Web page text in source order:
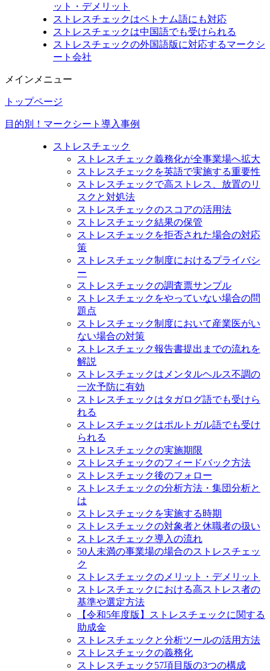
ット・デメリット
ストレスチェックはベトナム語にも対応
ストレスチェックは中国語でも受けられる
ストレスチェックの外国語版に対応するマークシ
ート会社
メインメニュー
トップページ
目的別！マークシート導入事例
ストレスチェック
ストレスチェック義務化が全事業場へ拡大
ストレスチェックを英語で実施する重要性
ストレスチェックで高ストレス、放置のリ
スクと対処法
ストレスチェックのスコアの活用法
ストレスチェック結果の保管
ストレスチェックを拒否された場合の対応
策
ストレスチェック制度におけるプライバシ
ー
ストレスチェックの調査票サンプル
ストレスチェックをやっていない場合の問
題点
ストレスチェック制度において産業医がい
ない場合の対策
ストレスチェック報告書提出までの流れを
解説
ストレスチェックはメンタルヘルス不調の
一次予防に有効
ストレスチェックはタガログ語でも受けら
れる
ストレスチェックはポルトガル語でも受け
られる
ストレスチェックの実施期限
ストレスチェックのフィードバック方法
ストレスチェック後のフォロー
ストレスチェックの分析方法・集団分析と
は
ストレスチェックを実施する時期
ストレスチェックの対象者と休職者の扱い
ストレスチェック導入の流れ
50人未満の事業場の場合のストレスチェッ
ク
ストレスチェックのメリット・デメリット
ストレスチェックにおける高ストレス者の
基準や選定方法
【令和5年度版】ストレスチェックに関する
助成金
ストレスチェックと分析ツールの活用方法
ストレスチェックの義務化
ストレスチェック57項目版の3つの構成